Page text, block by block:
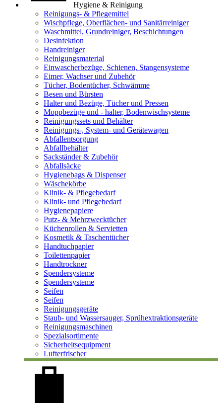
Hygiene & Reinigung
Reinigungs- & Pflegemittel
Wischpflege, Oberflächen- und Sanitärreiniger
Waschmittel, Grundreiniger, Beschichtungen
Desinfektion
Handreiniger
Reinigungsmaterial
Einwascherbezüge, Schienen, Stangensysteme
Eimer, Wachser und Zubehör
Tücher, Bodentücher, Schwämme
Besen und Bürsten
Halter und Bezüge, Tücher und Pressen
Moppbezüge und - halter, Bodenwischsysteme
Reinigungssets und Behälter
Reinigungs-, System- und Gerätewagen
Abfallentsorgung
Abfallbehälter
Sackständer & Zubehör
Abfallsäcke
Hygienebags & Dispenser
Wäschekörbe
Klinik- & Pflegebedarf
Klinik- und Pflegebedarf
Hygienepapiere
Putz- & Mehrzwecktücher
Küchenrollen & Servietten
Kosmetik & Taschentücher
Handtuchpapier
Toilettenpapier
Handtrockner
Spendersysteme
Spendersysteme
Seifen
Seifen
Reinigungsgeräte
Staub- und Wassersauger, Sprühextraktionsgeräte
Reinigungsmaschinen
Spezialsortimente
Sicherheitsequipment
Lufterfrischer